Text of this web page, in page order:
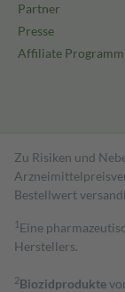
Partner
Presse
Affiliate Programm
Zu Risiken und
Bestell­wert
1 Eine
Herstellers.
2Biozidprodukte